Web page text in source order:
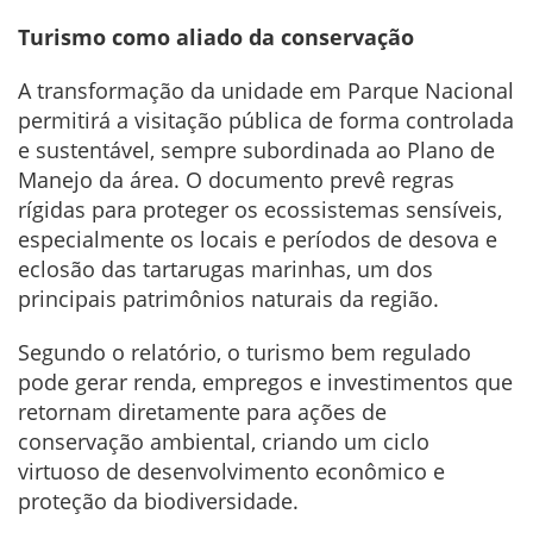
Turismo como aliado da conservação
A transformação da unidade em Parque Nacional
permitirá a visitação pública de forma controlada
e sustentável, sempre subordinada ao Plano de
Manejo da área. O documento prevê regras
rígidas para proteger os ecossistemas sensíveis,
especialmente os locais e períodos de desova e
eclosão das tartarugas marinhas, um dos
principais patrimônios naturais da região.
Segundo o relatório, o turismo bem regulado
pode gerar renda, empregos e investimentos que
retornam diretamente para ações de
conservação ambiental, criando um ciclo
virtuoso de desenvolvimento econômico e
proteção da biodiversidade.